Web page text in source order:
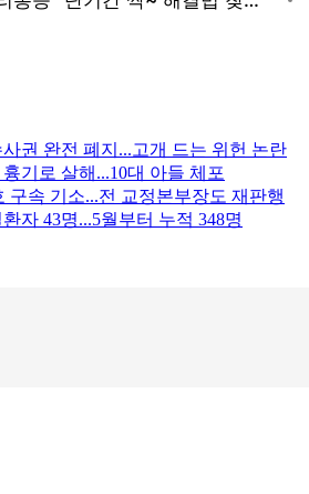
권 완전 폐지...고개 드는 위헌 논란
기로 살해...10대 아들 체포
구속 기소...전 교정본부장도 재판행
자 43명...5월부터 누적 348명